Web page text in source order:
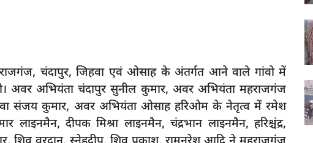
चंदापुर, जिहवा एवं ओसाह के अंतर्गत आने वाले गांवो में
अवर अभियंता चंदापुर सुनील कुमार, अवर अभियंता महराजगंज
संजय कुमार, अवर अभियंता ओसाह हरिओम के नेतृत्व में रमेश
लाइनमैन, दीपक मिश्रा लाइनमैन, चंद्रभान लाइनमैन, हरिश्चंद्र,
शिव वरदान, स्नेहदीप, शिव प्रकाश, रामनरेश आदि ने महराजगंज